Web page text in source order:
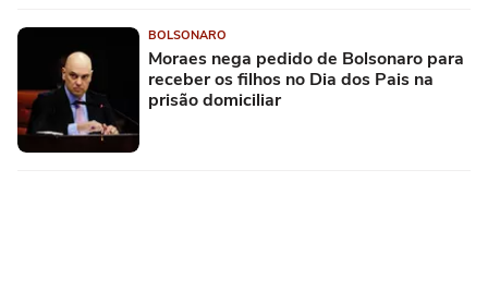
BOLSONARO
Moraes nega pedido de Bolsonaro para
receber os filhos no Dia dos Pais na
prisão domiciliar